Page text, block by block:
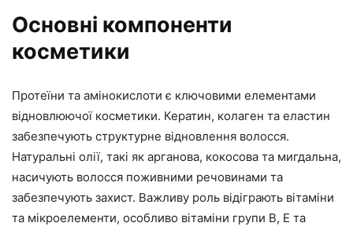
Основні компоненти
косметики
Протеїни та амінокислоти є ключовими елементами
відновлюючої косметики. Кератин, колаген та еластин
забезпечують структурне відновлення волосся.
Натуральні олії, такі як арганова, кокосова та мигдальна,
насичують волосся поживними речовинами та
забезпечують захист. Важливу роль відіграють вітаміни
та мікроелементи, особливо вітаміни групи В, Е та